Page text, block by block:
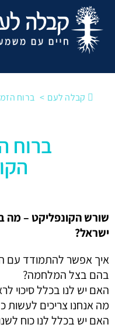
ברוח
ברוח
שורש הקונפליקט –
ישראל?
איך אפשר להתמודד עם
בהם בצל המלחמה?
האם יש לנו בכלל סיכוי
מה אנחנו צריכים לעשות
האם יש בכלל לנו כוח